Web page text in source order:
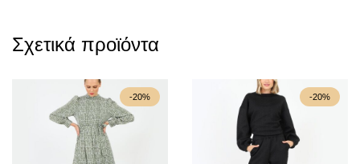
Σχετικά προϊόντα
-20% -20%